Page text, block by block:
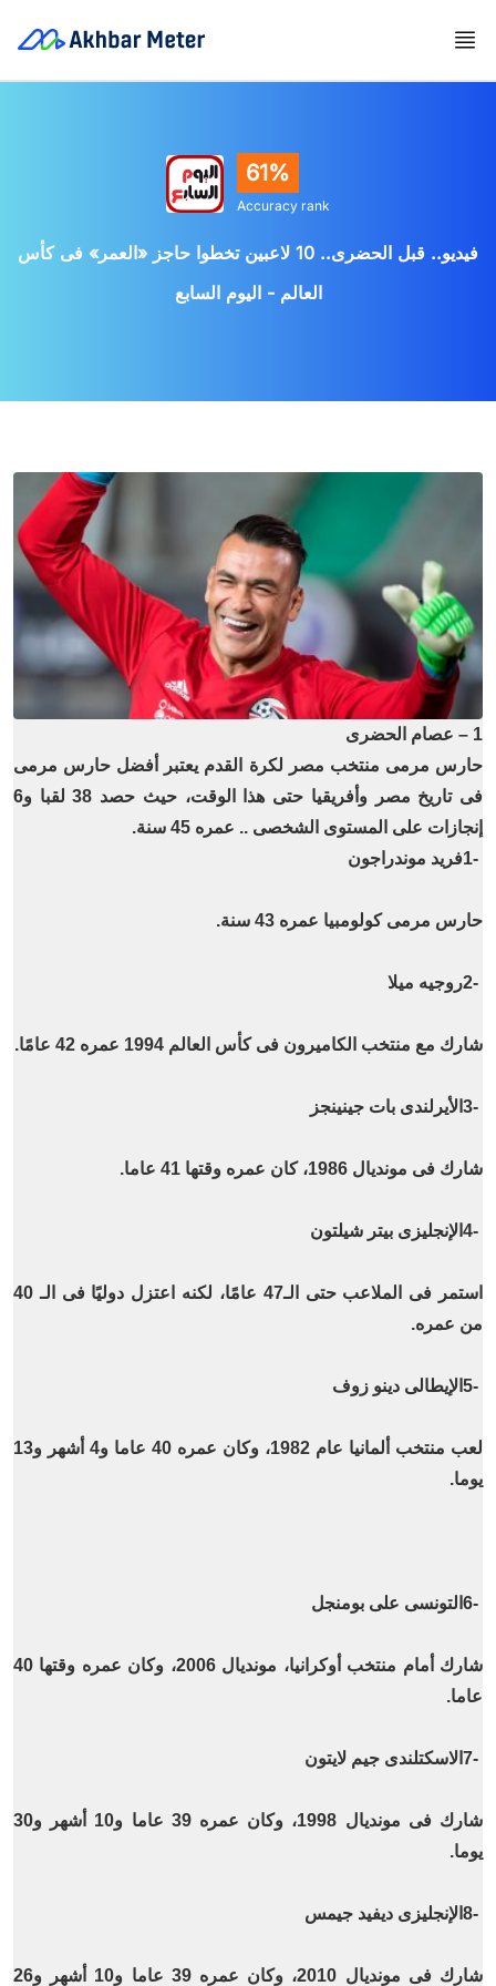
61%
Accuracy rank
فيديو.. قبل الحضرى.. 10 لاعبين تخطوا حاجز «العمر» فى كأس
العالم - اليوم السابع
1 – عصام الحضرى
حارس مرمى منتخب مصر لكرة القدم يعتبر أفضل حارس مرمى
فى تاريخ مصر وأفريقيا حتى هذا الوقت، حيث حصد 38 لقبا و6
إنجازات على المستوى الشخصى .. عمره 45 سنة.
1-فريد موندراجون
حارس مرمى كولومبيا عمره 43 سنة .
2-روجيه ميلا
شارك مع منتخب الكاميرون فى كأس العالم 1994 عمره 42 عامًا .
3- الأيرلندى بات جينينجز
شارك فى مونديال 1986، كان عمره وقتها 41 عاما .
4- الإنجليزى بيتر شيلتون
استمر فى الملاعب حتى الـ47 عامًا، لكنه اعتزل دوليًا فى الـ 40
من عمره.
5- الإيطالى دينو زوف
لعب منتخب ألمانيا عام 1982، وكان عمره 40 عاما و4 أشهر و13
يوما.
6- التونسى على بومنجل
شارك أمام منتخب أوكرانيا، مونديال 2006، وكان عمره وقتها 40
عاما.
7- الاسكتلندى جيم لايتون
شارك فى مونديال 1998، وكان عمره 39 عاما و10 أشهر و30
يوما.
8- الإنجليزى ديفيد جيمس
شارك فى مونديال 2010، وكان عمره 39 عاما و10 أشهر و26